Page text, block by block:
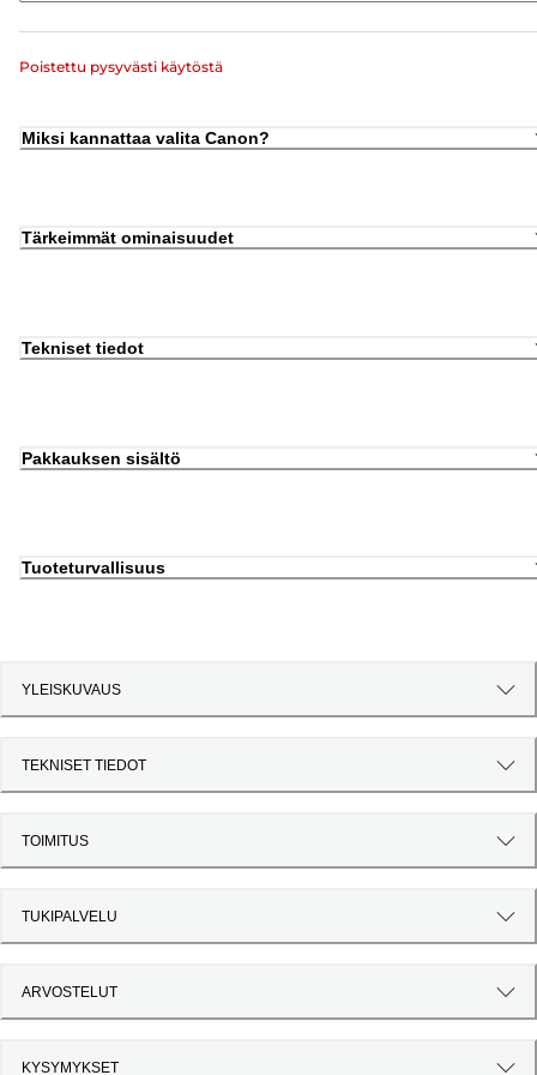
Poistettu pysyvästi käytöstä
Miksi kannattaa valita Canon?
Tärkeimmät ominaisuudet
Tekniset tiedot
Pakkauksen sisältö
Tuoteturvallisuus
YLEISKUVAUS
TEKNISET TIEDOT
TOIMITUS
TUKIPALVELU
ARVOSTELUT
KYSYMYKSET